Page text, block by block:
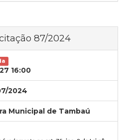
87/2024
16:00
2024
Municipal de Tambaú